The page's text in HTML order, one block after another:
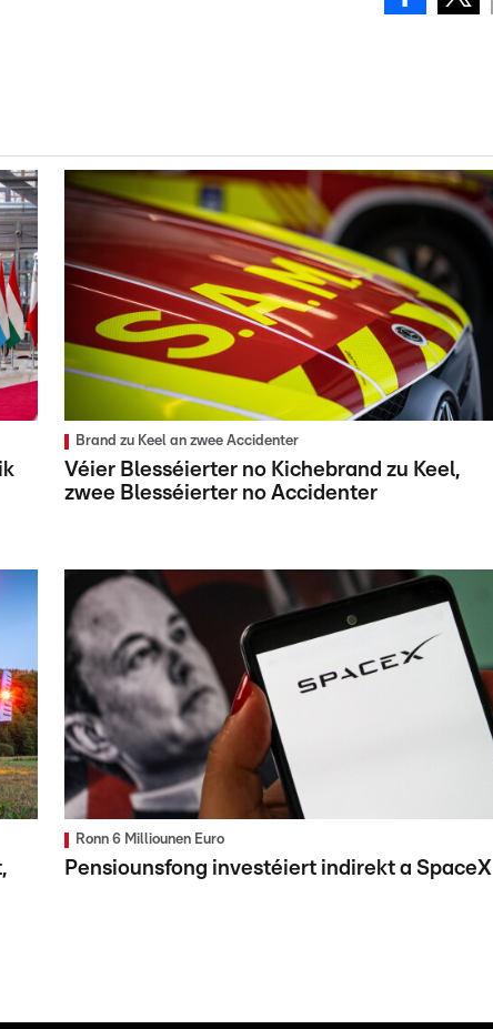
Brand zu Keel an zwee Accidenter
Véier Blesséierter no Kichebrand zu Keel,
zwee Blesséierter no Accidenter
Ronn 6 Milliounen Euro
Pensiounsfong investéiert indirekt a SpaceX